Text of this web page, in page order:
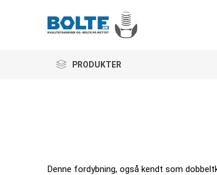
PRODUKTER
Denne fordybning, også kendt som